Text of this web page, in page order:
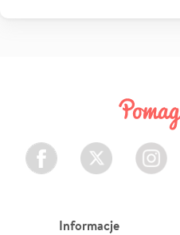
Facebook Twitter Instagram
Informacje